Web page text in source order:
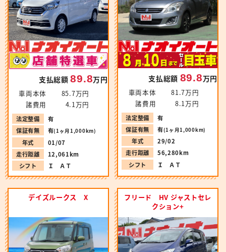
支払総額89.8万円
車両本体
85.7万円
諸費用
4.1万円
法定整備
有
保証有無
有(1ヶ月1,000km)
年式
01/07
走行距離
12,061km
シフト
Ｉ ＡＴ
支払総額 89.8万円
車両本体
81.7万円
諸費用
8.1万円
法定整備
有
保証有無
有(1ヶ月1,000km)
年式
29/02
走行距離
56,280km
シフト
Ｉ ＡＴ
デイズルークス X
フリード HV ジャストセレ
クション+